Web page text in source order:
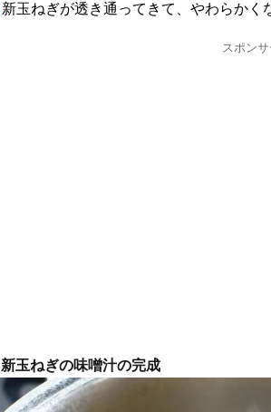
③ 新玉ねぎが透き通ってきて、やわらか
スポン
新玉ねぎの味噌汁の完成